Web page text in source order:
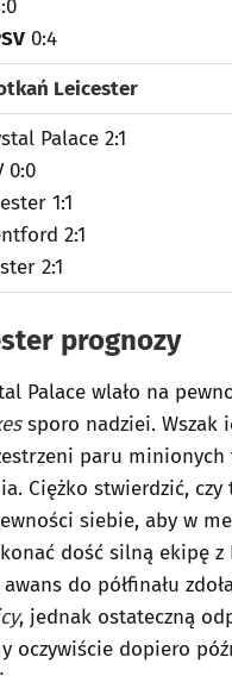
0:4
Leicester
Palace 2:1
0:0
1:1
2:1
2:1
prognozy
Palace wlało na
sporo nadziei. Wszak
paru minionych
Ciężko stwierdzić,
siebie, aby w
dość silną ekipę z
do półfinału
, jednak ostateczną
oczywiście dopiero